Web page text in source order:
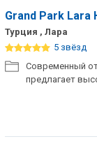
Grand Park Lara
Турция , Лара
5 звёзд
Современный
предлагает
Лучшие отели 3*
Недорогие
Сетевые отели
Сетевые отели